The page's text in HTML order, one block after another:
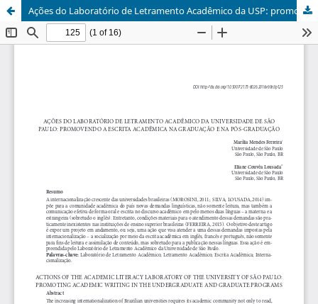
Ações do Laboratório de Letramento Acadêmico da USP: promovendo a escrita acadêmica na graduação e na pós-graduação